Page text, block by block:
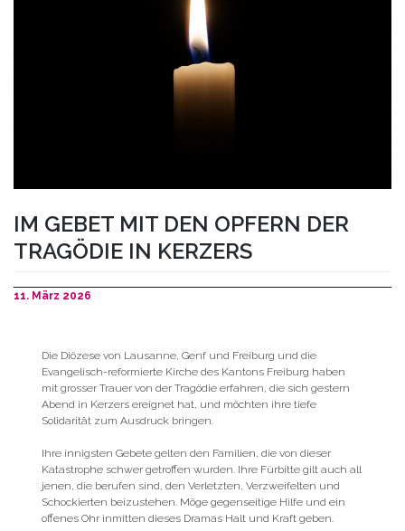
IM GEBET MIT DEN OPFERN DER
TRAGÖDIE IN KERZERS
11. März 2026
Die Diözese von Lausanne, Genf und Freiburg und die
Evangelisch-reformierte Kirche des Kantons Freiburg haben
mit grosser Trauer von der Tragödie erfahren, die sich gestern
Abend in Kerzers ereignet hat, und möchten ihre tiefe
Solidarität zum Ausdruck bringen.
Ihre innigsten Gebete gelten den Familien, die von dieser
Katastrophe schwer getroffen wurden. Ihre Fürbitte gilt auch all
jenen, die berufen sind, den Verletzten, Verzweifelten und
Schockierten beizustehen. Möge gegenseitige Hilfe und ein
offenes Ohr inmitten dieses Dramas Halt und Kraft geben.